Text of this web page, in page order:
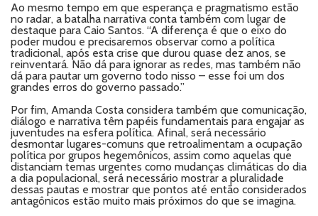
Ao mesmo tempo em que esperança e pragmatismo estão
no radar, a batalha narrativa conta também com lugar de
destaque para Caio Santos. “A diferença é que o eixo do
poder mudou e precisaremos observar como a política
tradicional, após esta crise que durou quase dez anos, se
reinventará. Não dá para ignorar as redes, mas também não
dá para pautar um governo todo nisso – esse foi um dos
grandes erros do governo passado.”
Por fim, Amanda Costa considera também que comunicação,
diálogo e narrativa têm papéis fundamentais para engajar as
juventudes na esfera política. Afinal, será necessário
desmontar lugares-comuns que retroalimentam a ocupação
política por grupos hegemônicos, assim como aquelas que
distanciam temas urgentes como mudanças climáticas do dia
a dia populacional, será necessário mostrar a pluralidade
dessas pautas e mostrar que pontos até então considerados
antagônicos estão muito mais próximos do que se imagina.